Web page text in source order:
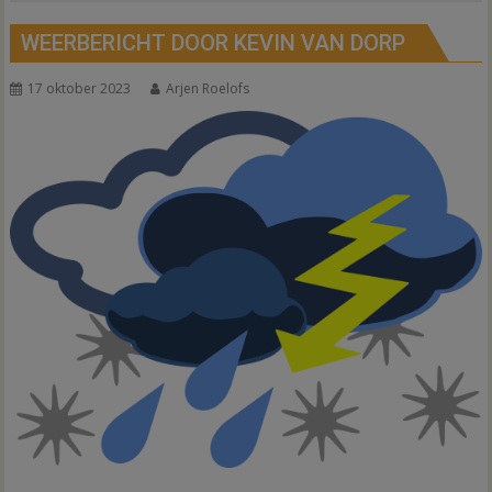
WEERBERICHT DOOR KEVIN VAN DORP
17 oktober 2023 Arjen Roelofs